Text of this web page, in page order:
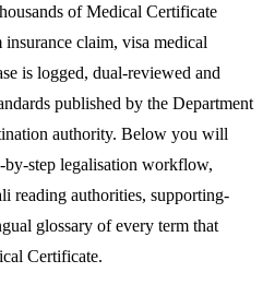
of Medical Certificate
claim, visa medical
is logged, dual-reviewed and
published by the Department
authority. Below you will
step legalisation workflow,
reading authorities, supporting-
glossary of every term that
Certificate.